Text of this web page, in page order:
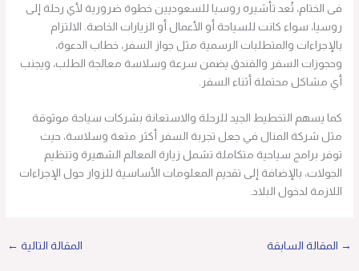
فى الختام، تُعد تأشيره روسيا للسعوديين خطوة ضرورية لأي رحلة إلى
روسيا، سواء كانت للسياحة أو الأعمال أو الزيارات الخاصة. الالتزام
بالإجراءات والمتطلبات الرسمية مثل جواز السفر، خطاب الدعوة،
وحجوزات السفر والفندق يضمن سرعة وسلاسة معالجة الطلب، ويجنب
أي مشاكل محتملة أثناء السفر.
كما يسهم التخطيط الجيد للرحلة والاستعانة بشركات سياحة موثوقة
مثل شركة المنال في جعل تجربة السفر أكثر متعة وسلاسة، حيث
توفر برامج سياحية متكاملة تشمل زيارة المعالم الشهيرة وتنظيم
الجولات، بالإضافة إلى تقديم المعلومات الأساسية للزوار حول الإجراءات
اللازمة لدخول البلاد.
→ المقالة السابقة المقالة التالية ←